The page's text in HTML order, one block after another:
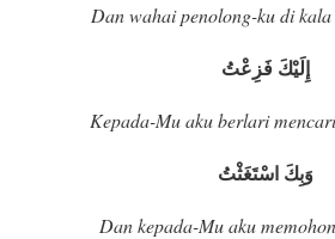
Dan wahai penolong-ku di kala
إِلَيْكَ فَزِعْتُ
Kepada-Mu aku berlari
وَبِكَ اسْتَغَثْتُ
Dan kepada-Mu aku